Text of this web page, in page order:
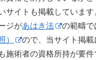
サイトも掲載していま
ジがあはき法
の範疇
）
ので、当サイト掲
施術者の資格所持が要